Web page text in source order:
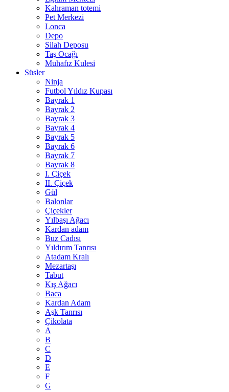
Kahraman totemi
Pet Merkezi
Lonca
Depo
Silah Deposu
Taş Ocağı
Muhafız Kulesi
Süsler
Ninja
Futbol Yıldız Kupası
Bayrak 1
Bayrak 2
Bayrak 3
Bayrak 4
Bayrak 5
Bayrak 6
Bayrak 7
Bayrak 8
I. Çiçek
II. Çiçek
Gül
Balonlar
Çiçekler
Yılbaşı Ağacı
Kardan adam
Buz Cadısı
Yıldırım Tanrısı
Atadam Kralı
Mezartaşı
Tabut
Kış Ağacı
Baca
Kardan Adam
Aşk Tanrısı
Çikolata
A
B
C
D
E
F
G